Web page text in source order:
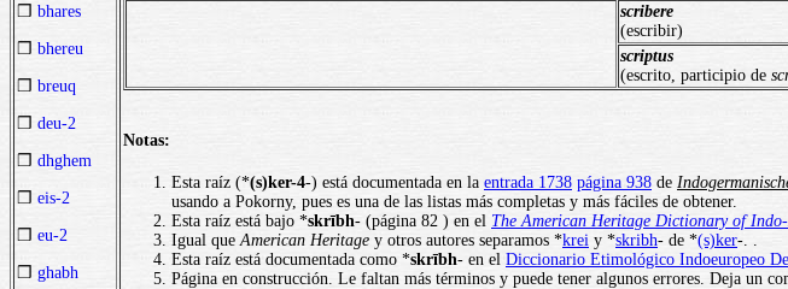
❒ bhares
❒ bhereu
❒ breuq
❒ deu-2
❒ dhghem
❒ eis-2
❒ eu-2
❒ ghabh
scribere
(escribir)
scriptus
(escrito, participio de
Notas:
Esta raíz (*(s)ker-4-) está documentada en la entrada 1738 página 938 de
usando a Pokorny, pues es una de las listas más completas y más fáciles de obtener.
Esta raíz está bajo *skrībh- (página 82 ) en el The American Heritage Dictionary of
Igual que American Heritage y otros autores separamos *krei y *skribh- de *(s)ker-. .
Esta raíz está documentada como *skrībh- en el Diccionario Etimológico Indoeuropeo
Página en construcción. Le faltan más términos y puede tener algunos errores. Deja un